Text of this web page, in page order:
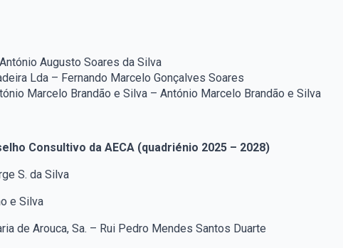
Augusto Soares da Silva
Lda – Fernando Marcelo Gonçalves Soares
Marcelo Brandão e Silva – António Marcelo Brandão e Silva
Consultivo da AECA (quadriénio 2025 – 2028)
S. da Silva
e Silva
de Arouca, Sa. – Rui Pedro Mendes Santos Duarte